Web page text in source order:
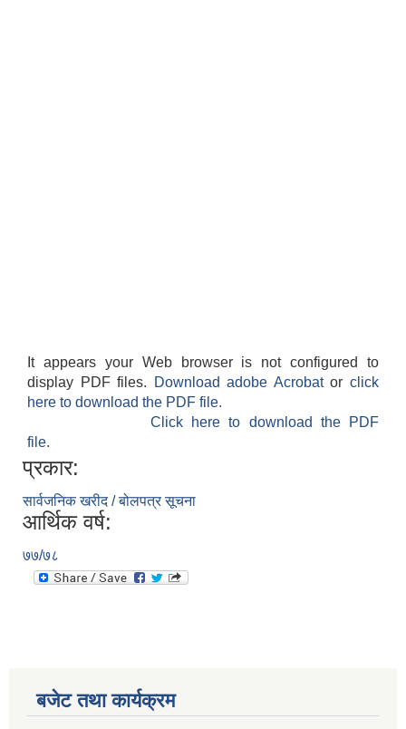
It appears your Web browser is not configured to
display PDF files.
Download adobe Acrobatorclick
here to download the PDF file.
Click here to download the PDF
file.
प्रकार:
सार्वजनिक खरीद / बोलपत्र सूचना
आर्थिक वर्ष:
७७/७८
बजेट तथा कार्यक्रम